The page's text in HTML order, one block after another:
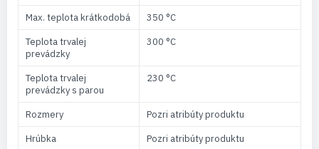
Max. teplota krátkodobá
350 °C
Teplota trvalej
prevádzky
300 °C
Teplota trvalej
prevádzky s parou
230 °C
Rozmery
Pozri atribúty produktu
Hrúbka
Pozri atribúty produktu